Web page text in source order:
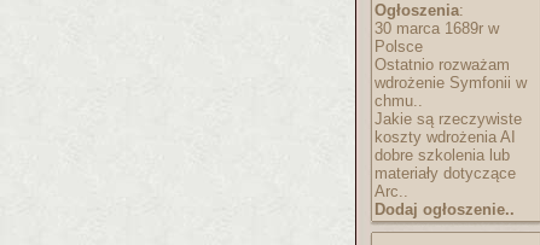
Ogłoszenia:
30 marca 1689r w
Polsce
Ostatnio rozważam
wdrożenie Symfonii w
chmu..
Jakie są rzeczywiste
koszty wdrożenia AI
dobre szkolenia lub
materiały dotyczące
Arc..
Dodaj ogłoszenie..